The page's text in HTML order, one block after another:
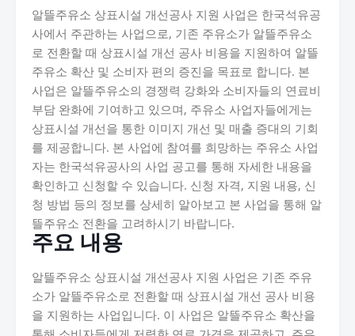
알뜰주유소 상표시설 개선공사 지원 사업은 한국석유공
사에서 주관하는 사업으로, 기존 주유소가 알뜰주유소
로 전환할 때 상표시설 개선 공사 비용을 지원하여 알뜰
주유소 확산 및 소비자 편의 증진을 목표로 합니다. 본
사업은 알뜰주유소의 경쟁력 강화와 소비자들의 연료비
부담 완화에 기여하고 있으며, 주유소 사업자들에게는
상표시설 개선을 통한 이미지 개선 및 매출 증대의 기회
를 제공합니다. 본 사업에 참여를 희망하는 주유소 사업
자는 한국석유공사의 사업 공고를 통해 자세한 내용을
확인하고 신청할 수 있습니다. 신청 자격, 지원 내용, 신
청 방법 등의 정보를 상세히 알아보고 본 사업을 통해 알
뜰주유소 전환을 고려하시기 바랍니다.
주요 내용
알뜰주유소 상표시설 개선공사 지원 사업은 기존 주유
소가 알뜰주유소로 전환할 때 상표시설 개선 공사 비용
을 지원하는 사업입니다. 이 사업은 알뜰주유소 확산을